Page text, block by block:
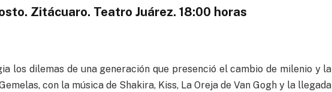
. Zitácuaro. Teatro Juárez. 18:00 horas
los dilemas de una generación que presenció el cambio de milenio y la
con la música de Shakira, Kiss, La Oreja de Van Gogh y la llegada